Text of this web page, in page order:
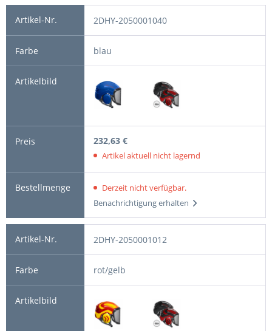
2DHY-2050001040
blau
232,63 €
Artikel aktuell nicht lagernd
Derzeit nicht verfügbar.
Benachrichtigung erhalten
2DHY-2050001012
rot/gelb